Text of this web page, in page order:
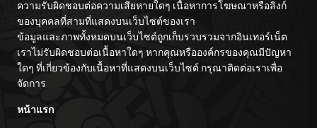
ความรับผิดชอบต่อความเสียหายใดๆ เนื้อหาการโฆษณาหรือลิงก์
ของบุคคลที่สามที่แสดงบนเว็บไซต์ของเรา
ข้อมูลและภาพทั้งหมดบนเว็บไซต์ถูกเก็บรวบรวมจากอินเทอร์เน็ต
เราไม่รับผิดชอบต่อเนื้อหาใดๆ หากคุณหรือองค์กรของคุณมีปัญหา
ใดๆ ที่เกี่ยวข้องกับเนื้อหาที่แสดงบนเว็บไซต์ กรุณาติดต่อเราเพื่อ
จัดการ
หน้าแรก